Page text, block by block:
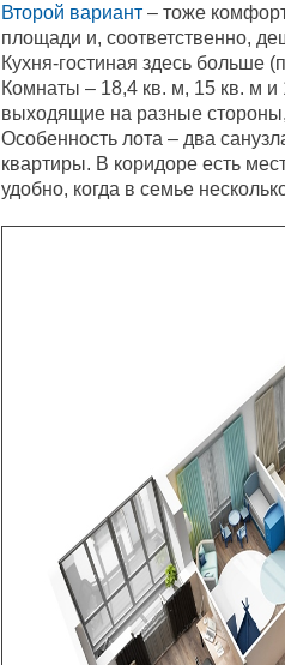
Второй вариант – тоже
площади и, соответственно,
Кухня-гостиная здесь больше
Комнаты – 18,4 кв. м, 15 кв. м
выходящие на разные
Особенность лота – два
квартиры. В коридоре есть
удобно, когда в семье